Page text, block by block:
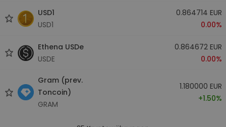
USD1
USD1
0.864714 EUR
0.00%
Ethena USDe
USDE
0.864672 EUR
0.00%
Gram (prev.
Toncoin)
GRAM
1.180000 EUR
+1.50%